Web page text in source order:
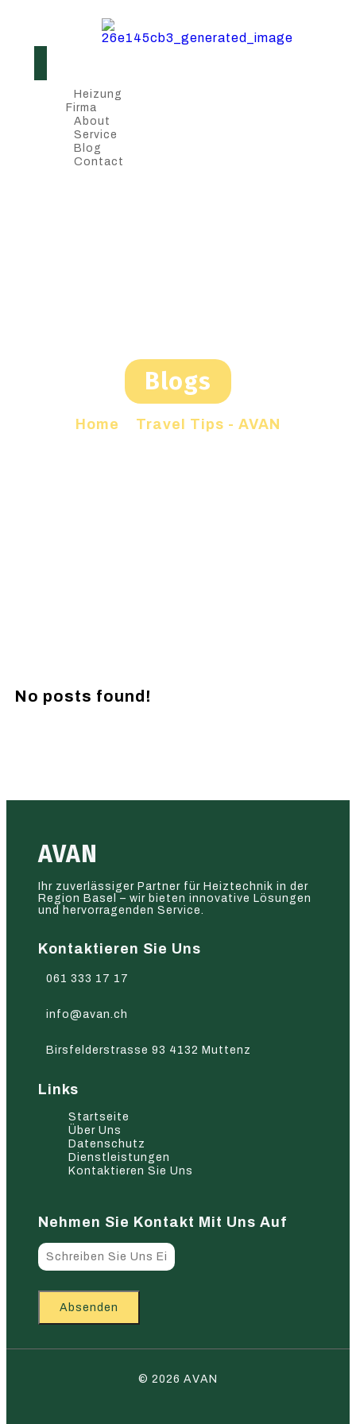
Heizung
Firma
About
Service
Blog
Contact
Blogs
Home Travel Tips - AVAN
No posts found!
AVAN
Ihr zuverlässiger Partner für Heiztechnik in der
Region Basel – wir bieten innovative Lösungen
und hervorragenden Service.
Kontaktieren Sie Uns
061 333 17 17
info@avan.ch
Birsfelderstrasse 93 4132 Muttenz
Links
Startseite
Über Uns
Datenschutz
Dienstleistungen
Kontaktieren Sie Uns
Nehmen Sie Kontakt Mit Uns Auf
Absenden
© 2026 AVAN